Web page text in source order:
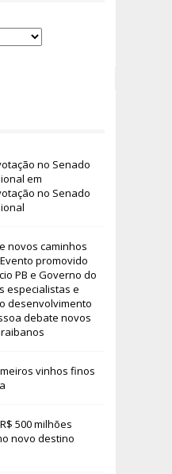
no Senado
em
no Senado
novos caminhos
promovido
PB e Governo do
especialistas e
desenvolvimento
debate novos
vinhos finos
500 milhões
novo destino